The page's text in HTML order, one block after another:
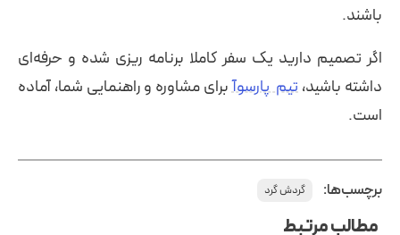
باشند.
اگر تصمیم دارید یک سفر کاملا برنامه ریزی شده و حرفه‌ای
داشته باشید،تیم پارسوآبرای مشاوره و راهنمایی شما، آماده
است.
برچسب‌ها: گردش گرد
مطالب مرتبط